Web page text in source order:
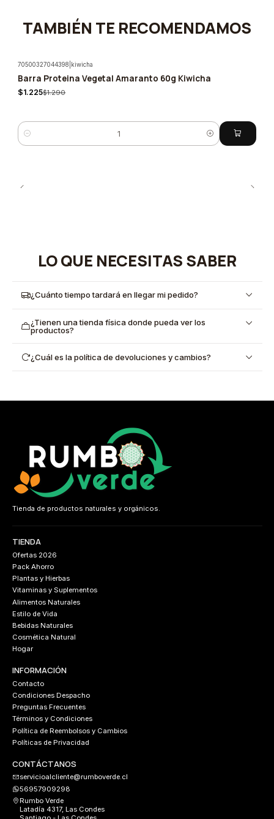
TAMBIÉN TE RECOMENDAMOS
-5%
70500327044398 kiwicha
Barra Proteina Vegetal Amaranto 60g Kiwicha
$1.225$1.290
Cantidad
LO QUE NECESITAS SABER
¿Cuánto tiempo tardará en llegar mi pedido?
¿Tienen una tienda física donde pueda ver los
productos?
¿Cuál es la política de devoluciones y cambios?
Tienda de productos naturales y orgánicos.
TIENDA
Ofertas 2026
Pack Ahorro
Plantas y Hierbas
Vitaminas y Suplementos
Alimentos Naturales
Estilo de Vida
Bebidas Naturales
Cosmética Natural
Hogar
INFORMACIÓN
Contacto
Condiciones Despacho
Preguntas Frecuentes
Términos y Condiciones
Política de Reembolsos y Cambios
Políticas de Privacidad
CONTÁCTANOS
servicioalcliente@rumboverde.cl
56957909298
Rumbo Verde
Latadía 4317, Las Condes